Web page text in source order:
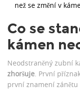
než se změní v
Co se
kámen
Neodstraněný zubní
zhoršuje. První
první znamení zánětu